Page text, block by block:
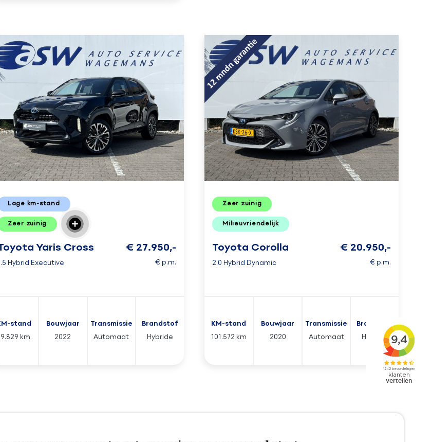
Lage km-stand
Zeer zuinig
Yaris Cross
Hybrid Executive
€ 27.950,-
€ p.m.
stand
km
Bouwjaar
2022
Transmissie
Automaat
Brandstof
Hybride
Zeer zuinig
Milieuvriendelijk
Toyota Corolla
2.0 Hybrid Dynamic
€ 20.950,-
€ p.m.
KM-stand
101.572 km
Bouwjaar
2020
Transmissie
Automaat
Brandstof
Hybride